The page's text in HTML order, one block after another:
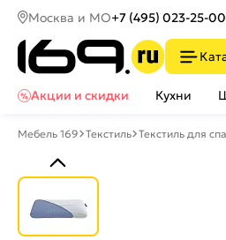
Москва и МО+7 (495) 023-25-00
Акции и скидки
Кухни
Мебель 169 Текстиль Текстиль для